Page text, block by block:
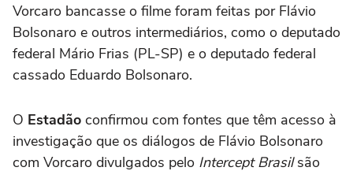
Vorcaro bancasse o filme foram feitas por Flávio
Bolsonaro e outros intermediários, como o deputado
federal Mário Frias (PL-SP) e o deputado federal
cassado Eduardo Bolsonaro.
O Estadão confirmou com fontes que têm acesso à
investigação que os diálogos de Flávio Bolsonaro
com Vorcaro divulgados pelo Intercept Brasilsão